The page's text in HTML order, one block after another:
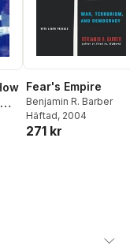
Fear's Empire
Benjamin R. Barber
Häftad, 2004
271 kr